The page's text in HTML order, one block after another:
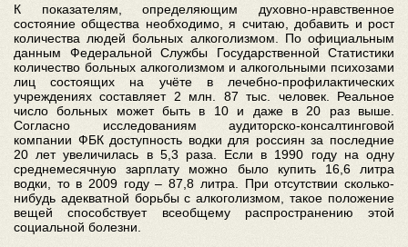
К показателям, определяющим духовно-нравственное
состояние общества необходимо, я считаю, добавить и рост
количества людей больных алкоголизмом. По официальным
данным Федеральной Службы Государственной Статистики
количество больных алкоголизмом и алкогольными психозами
лиц состоящих на учёте в лечебно-профилактических
учреждениях составляет 2 млн. 87 тыс. человек. Реальное
число больных может быть в 10 и даже в 20 раз выше.
Согласно исследованиям аудиторско-консалтинговой
компании ФБК доступность водки для россиян за последние
20 лет увеличилась в 5,3 раза. Если в 1990 году на одну
среднемесячную зарплату можно было купить 16,6 литра
водки, то в 2009 году – 87,8 литра. При отсутствии сколько-
нибудь адекватной борьбы с алкоголизмом, такое положение
вещей способствует всеобщему распространению этой
социальной болезни.